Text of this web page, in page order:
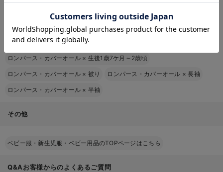
ロンパース・カバーオール × 生後4～6ケ月頃
ロンパース・カバーオール ×生後7ケ月～1歳6ケ月頃
ロンパース・カバーオール × 生後1歳7ケ月～2歳頃
ロンパース・カバーオール × 被り ロンパース・カバーオール ×長袖
ロンパース・カバーオール × 半袖
その他
ベビー服・新生児服・ベビー用品のTOPページはこちら
Q&Aお客様からのよくあるご質問
お気に入り商品を確認する